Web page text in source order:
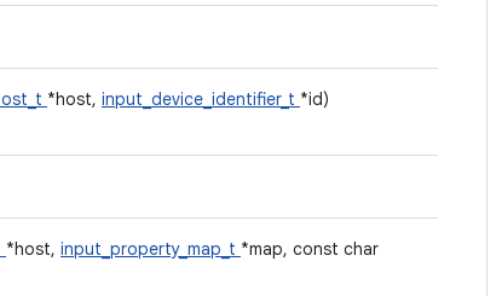
*host, input_device_identifier_t *id)
*host, input_property_map_t *map, const char